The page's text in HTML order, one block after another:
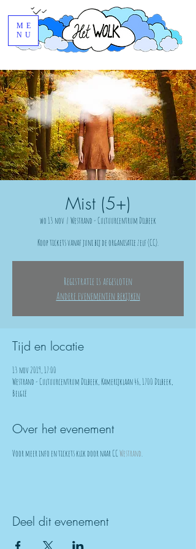
ME
NU
Mist (5+)
wo 13 nov
  |
Westrand - Cultuurcentrum Dilbeek
Koop tickets vanaf juni bij de organisatie zelf (CC).
Registratie is afgesloten
Andere evenementen bekijken
Tijd en locatie
13 nov 2019, 17:00
Westrand - Cultuurcentrum Dilbeek, Kamerijklaan 46, 1700 Dilbeek,
België
Over het evenement
Voor meer info en tickets klik door naar CC Westrand
Deel dit evenement